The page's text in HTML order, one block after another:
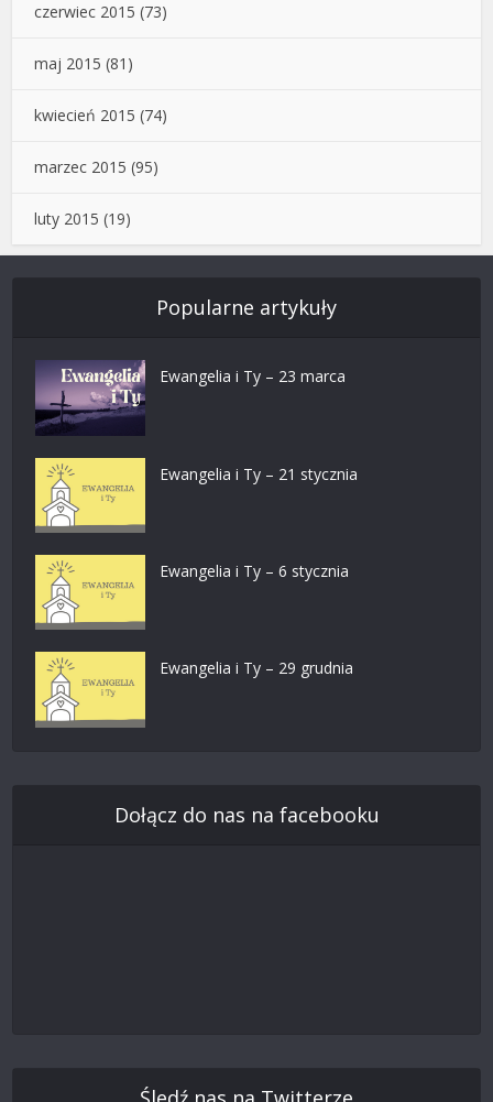
czerwiec 2015 (73)
maj 2015 (81)
kwiecień 2015 (74)
marzec 2015 (95)
luty 2015 (19)
Popularne artykuły
Ewangelia i Ty – 23 marca
Ewangelia i Ty – 21 stycznia
Ewangelia i Ty – 6 stycznia
Ewangelia i Ty – 29 grudnia
Dołącz do nas na facebooku